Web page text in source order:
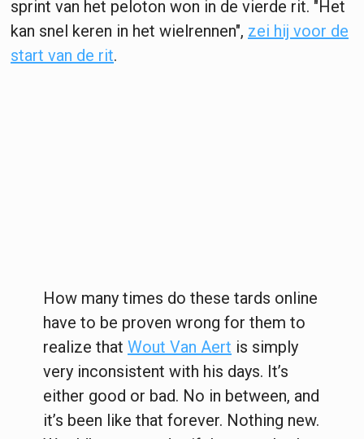
sprint van het peloton won in de vierde rit. "Het
kan snel keren in het wielrennen", zei hij voor de
start van de rit.
How many times do these tards online
have to be proven wrong for them to
realize that Wout Van Aert is simply
very inconsistent with his days. It’s
either good or bad. No in between, and
it’s been like that forever. Nothing new.